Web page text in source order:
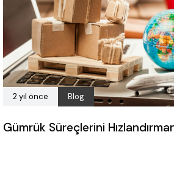
2 yıl önce Blog
Gümrük Süreçlerini